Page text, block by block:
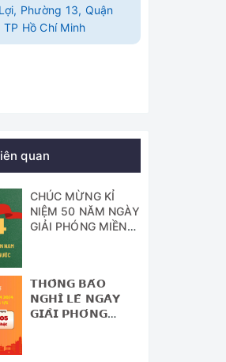
Phường 13, Quận
TP Hồ Chí Minh
quan
CHÚC MỪNG KỈ
NIỆM 50 NĂM NGÀY
GIẢI PHÓNG MIỀN
𝗧𝗛𝗢̂𝗡𝗚 𝗕𝗔́𝗢
𝗡𝗚𝗛𝗜̉ 𝗟𝗘̂̃ 𝗡𝗚𝗔̀𝗬
𝗚𝗜𝗔̉𝗜 𝗣𝗛𝗢́𝗡𝗚